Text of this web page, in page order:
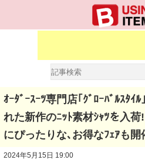
ｵｰﾀﾞｰｽｰﾂ専門店｢ｸﾞﾛｰﾊﾞﾙｽﾀｲ
れた新作のﾆｯﾄ素材ｼｬﾂを入
にぴったりな､お得なﾌｪｱも開
2024年5月15日 19:00